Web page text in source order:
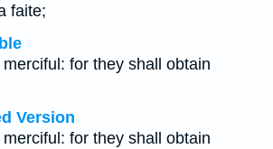
faite;
merciful: for they shall obtain
Version
for they shall obtain